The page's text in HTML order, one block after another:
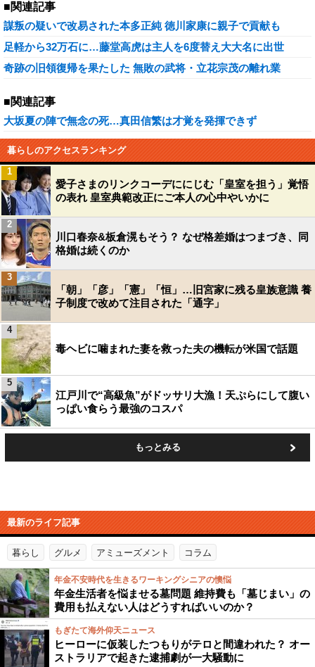
■関連記事
謀叛の疑いで改易された本多正純 徳川家康に親子で貢献も
足軽から32万石に…藤堂高虎は主人を6度替え大大名に出世
奇跡の旧領復帰を果たした 無敗の武将・立花宗茂の離れ業
■関連記事
大坂夏の陣で無念の死…真田信繁は才覚を発揮できず
暮らしのアクセスランキング
愛子さまのリンクコーデににじむ「皇室を担う」覚悟
の表れ 皇室典範改正にご本人の心中やいかに
1
川口春奈&板倉滉もそう？ なぜ格差婚はつまづき、同
格婚は続くのか
2
「朝」「彦」「憲」「恒」…旧宮家に残る皇族意識 養
子制度で改めて注目された「通字」
3
毒ヘビに噛まれた妻を救った夫の機転が米国で話題
4
江戸川で“高級魚”がドッサリ大漁！天ぷらにして腹い
っぱい食らう最強のコスパ
5
もっとみる
最新のライフ記事
暮らし グルメ アミューズメント コラム
年金不安時代を生きるワーキングシニアの懊悩
年金生活者を悩ませる墓問題 維持費も「墓じまい」の
費用も払えない人はどうすればいいのか？
もぎたて海外仰天ニュース
ヒーローに仮装したつもりがテロと間違われた？ オー
ストラリアで起きた逮捕劇が一大騒動に